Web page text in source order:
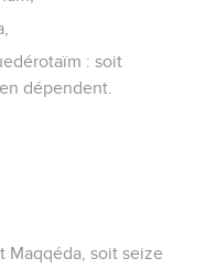
: soit
dépendent.
Maqqéda, soit seize